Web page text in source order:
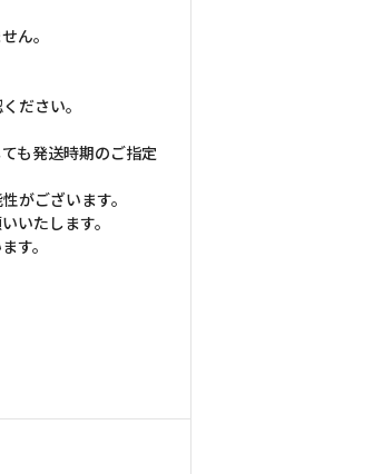
ん。
ださい。
も発送時期のご指定
がございます。
いたします。
す。